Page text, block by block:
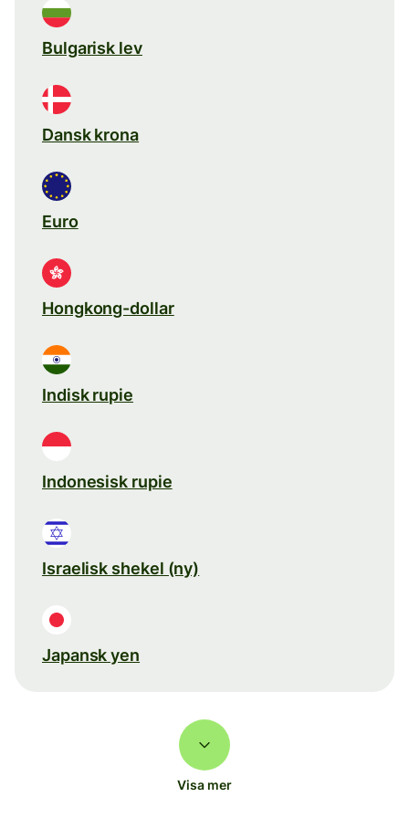
Bulgarisk lev
Dansk krona
Euro
Hongkong-dollar
Indisk rupie
Indonesisk rupie
Israelisk shekel (ny)
Japansk yen
Visa mer